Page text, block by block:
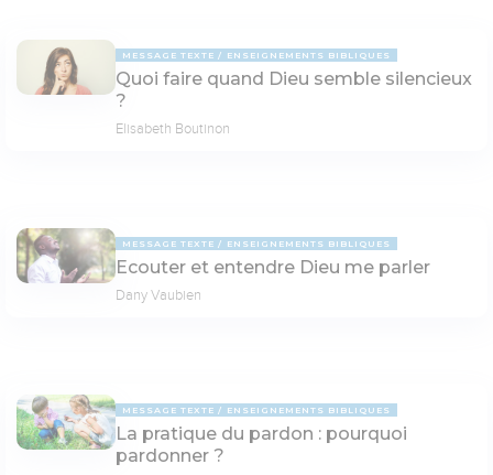
MESSAGE TEXTE ENSEIGNEMENTS BIBLIQUES
Quoi faire quand Dieu semble silencieux
?
Elisabeth Boutinon
MESSAGE TEXTE ENSEIGNEMENTS BIBLIQUES
Ecouter et entendre Dieu me parler
Dany Vaubien
MESSAGE TEXTE ENSEIGNEMENTS BIBLIQUES
La pratique du pardon : pourquoi
pardonner ?